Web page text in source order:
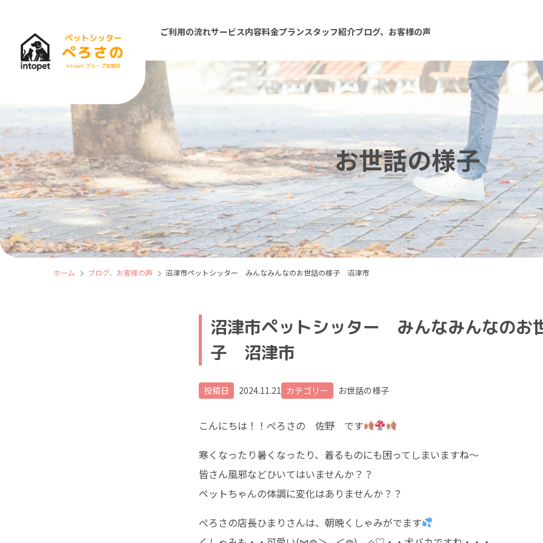
ご利用の流れサービス内容料金プランスタッフ紹介ブログ、お客様の声
お世話の様子
ホーム ブログ、お客様の声 沼津市ペットシッター みんなみんなのお世話の様子 沼津市
沼津市ペットシッター みんなみんなのお
子 沼津市
投稿日 2024.11.21 カテゴリー お世話の様子
こんにちは！！ぺろさの 佐野 です
寒くなったり暑くなったり、着るものにも困ってしまいますね～
皆さん風邪などひいてはいませんか？？
ペットちゃんの体調に変化はありませんか？？
ぺろさの店長ひまりさんは、朝晩くしゃみがでます